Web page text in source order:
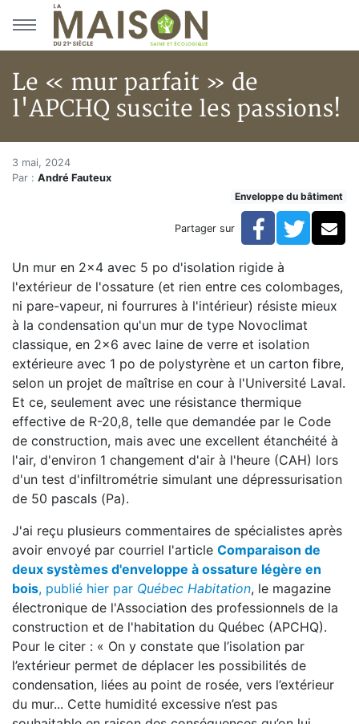
Aller au menu principal
Aller au contenu principal
Le « mur parfait » de
l'APCHQ suscite les passions!
Accueil
Articles
Le « mur parfait » de l'APCHQ suscite les passions!
Le « mur parfait » de
3 mai, 2024
Par : André Fauteux
Enveloppe du bâtiment
Partager sur Facebook
Un mur en 2x4 avec 5 po d'isolation rigide à
l'extérieur de l'ossature (et rien entre ces colombages,
ni pare-vapeur, ni fourrures à l'intérieur) résiste mieux
à la condensation qu'un mur de type Novoclimat
classique, en 2x6 avec laine de verre et isolation
extérieure avec 1 po de polystyrène et un carton fibre,
selon un projet de maîtrise en cour à l'Université Laval.
Et ce, seulement avec une résistance thermique
effective de R-20,8, telle que demandée par le Code
de construction, mais avec une excellent étanchéité à
l'air, d'environ 1 changement d'air à l'heure (CAH) lors
d'un test d'infiltrométrie simulant une dépressurisation
de 50 pascals (Pa).
J'ai reçu plusieurs commentaires de spécialistes après
avoir envoyé par courriel l'article Comparaison de
deux systèmes d'enveloppe à ossature légère en
bois, publié hier par Québec Habitation, le magazine
électronique de l'Association des professionnels de la
construction et de l'habitation du Québec (APCHQ).
Pour le citer : « On y constate que l’isolation par
l’extérieur permet de déplacer les possibilités de
condensation, liées au point de rosée, vers l’extérieur
du mur... Cette humidité excessive n’est pas